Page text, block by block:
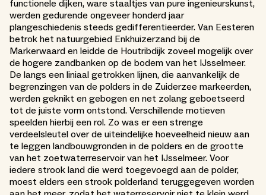
functionele dijken, ware staaltjes van pure ingenieurskunst,
werden gedurende ongeveer honderd jaar
plangeschiedenis steeds gedifferentieerder. Van Eesteren
betrok het natuurgebied Enkhuizerzand bij de
Markerwaard en leidde de Houtribdijk zoveel mogelijk over
de hogere zandbanken op de bodem van het IJsselmeer.
De langs een liniaal getrokken lijnen, die aanvankelijk de
begrenzingen van de polders in de Zuiderzee markeerden,
werden geknikt en gebogen en net zolang geboetseerd
tot de juiste vorm ontstond. Verschillende motieven
speelden hierbij een rol. Zo was er een strenge
verdeelsleutel over de uiteindelijke hoeveelheid nieuw aan
te leggen landbouwgronden in de polders en de grootte
van het zoetwaterreservoir van het IJsselmeer. Voor
iedere strook land die werd toegevoegd aan de polder,
moest elders een strook polderland teruggegeven worden